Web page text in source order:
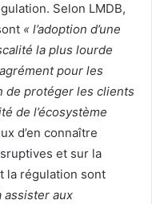
Selon LMDB,
« l’adoption d’une
la plus lourde
pour les
de protéger les clients
de l’écosystème
d’en connaître
et sur la
la régulation sont
assister aux